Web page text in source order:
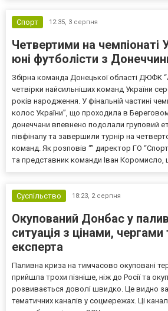
Спорт 12:35, 3 серпня
Четвертими на чемпіонаті
юні футболісти з
Збірна команда Донецької області ДЮФК
четвірки найсильніших команд України
років народження. У фінальній частині
колос України”, що проходила в
донеччани впевнено подолали груповий
півфіналу та завершили турнір на
команд. Як розповів “” директор ГО
та представник команди Іван Коромисло,
Суспільство 18:23, 2 серпня
Окупований Донбас у
ситуація з цінами, чергами
експерта
Паливна криза на тимчасово окуповані
прийшла трохи пізніше, ніж до Росії та
розвивається доволі швидко. Це видно
тематичних каналів у соцмережах. Ці